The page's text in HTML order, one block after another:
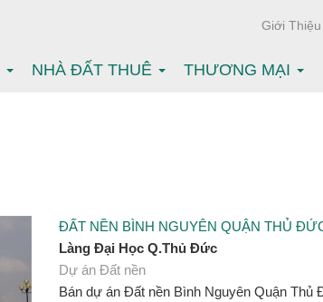
Giới Thiệu
NHÀ ĐẤT THUÊ THƯƠNG MẠI
ĐẤT NỀN BÌNH NGUYÊN QUẬN THỦ
Làng Đại Học Q.Thủ Đức
Dự án Đất nền
Bán dự án Đất nền Bình Nguyên Quận